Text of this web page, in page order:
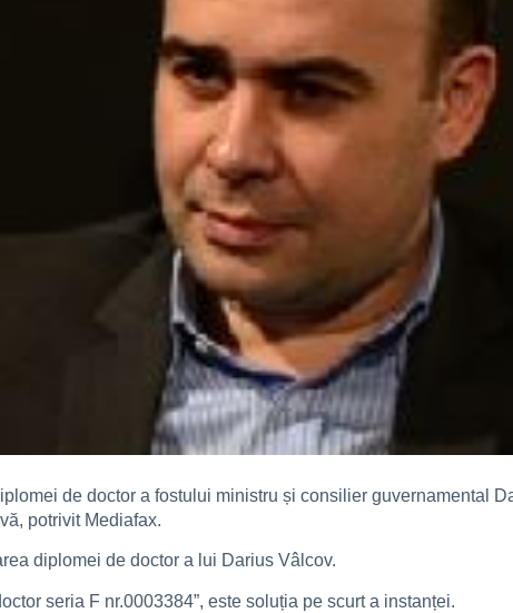
de doctor a fostului ministru și consilier guvernamental
potrivit Mediafax.
diplomei de doctor a lui Darius Vâlcov.
seria F nr.0003384”, este soluția pe scurt a instanței.